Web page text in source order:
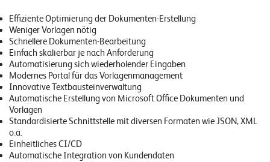
h
e
r
I
T
o
u
Effiziente Optimierung der Dokumenten-Erstellung
Weniger Vorlagen nötig
Schnellere Dokumenten-Bearbeitung
Einfach skalierbar je nach Anforderung
Automatisierung sich wiederholender Eingaben
Modernes Portal für das Vorlagenmanagement
Innovative Textbausteinverwaltung
Automatische Erstellung von Microsoft Office Dokumenten und
Vorlagen
Standardisierte Schnittstelle mit diversen Formaten wie JSON, XML
o.a.
Einheitliches CI/CD
Automatische Integration von Kundendaten